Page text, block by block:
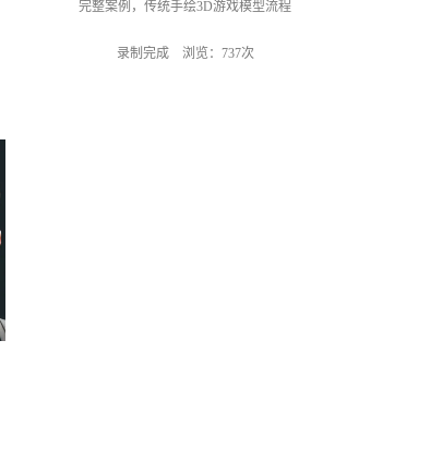
完整案例，传统手绘3D游戏模型流程
录制完成 浏览：737次